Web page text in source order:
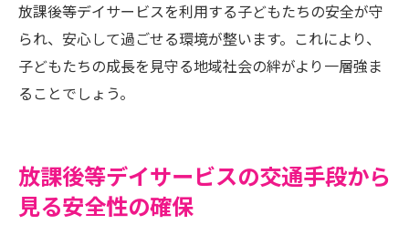
放課後等デイサービスを利用する子どもたちの安全が守
られ、安心して過ごせる環境が整います。これにより、
子どもたちの成長を見守る地域社会の絆がより一層強ま
ることでしょう。
放課後等デイサービスの交通手段から
見る安全性の確保